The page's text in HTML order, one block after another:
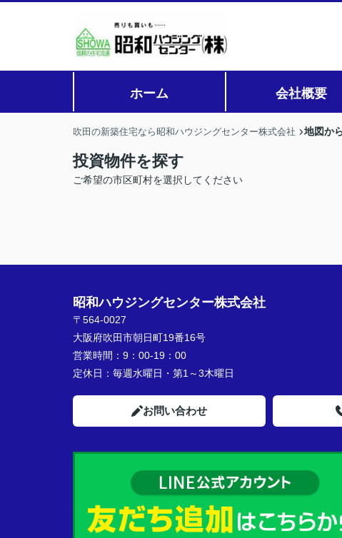
ホーム 会社概要
吹田の新築住宅なら昭和ハウジングセンター株式会社 地図か
投資物件を探す
ご希望の市区町村を選択してください
昭和ハウジングセンター株式会社
〒564-0027
大阪府吹田市朝日町19番16号
営業時間： 9：00-19：00
定休日： 毎週水曜日・第1～3木曜日
お問い合わせ